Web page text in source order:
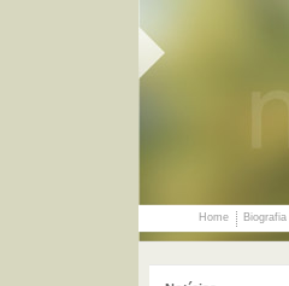
Home Biografia